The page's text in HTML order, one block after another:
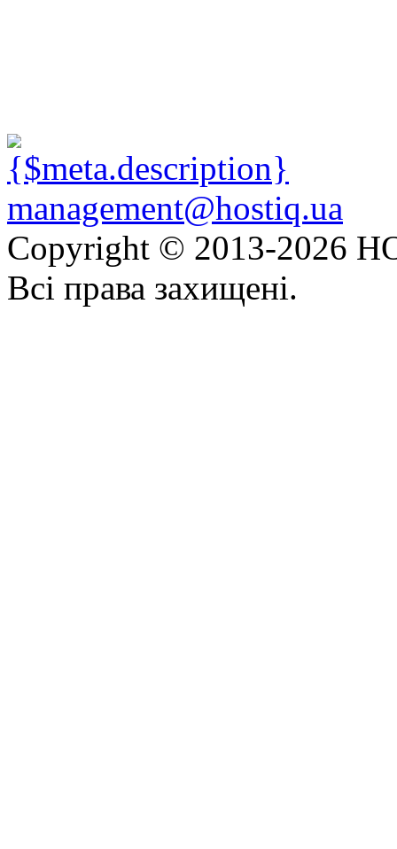
management@hostiq.ua
Copyright © 2013-2026
Всі права захищені.